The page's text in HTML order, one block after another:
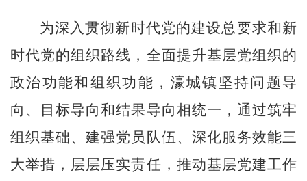
为深入贯彻新时代党的建设总要求和新
时代党的组织路线，全面提升基层党组织的
政治功能和组织功能，濠城镇坚持问题导
向、目标导向和结果导向相统一，通过筑牢
组织基础、建强党员队伍、深化服务效能三
大举措，层层压实责任，推动基层党建工作